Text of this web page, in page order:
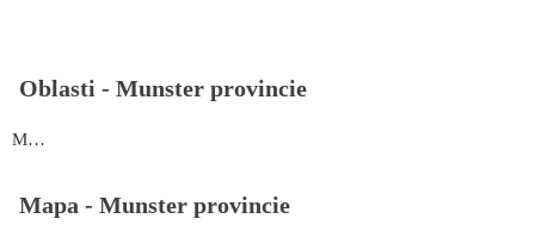
Oblasti - Munster provincie
Munster provincie
Mapa - Munster provincie